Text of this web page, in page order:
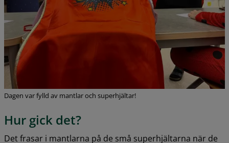
Dagen var fylld av mantlar och superhjältar!
Hur gick det?
Det frasar i mantlarna på de små superhjältarna när de